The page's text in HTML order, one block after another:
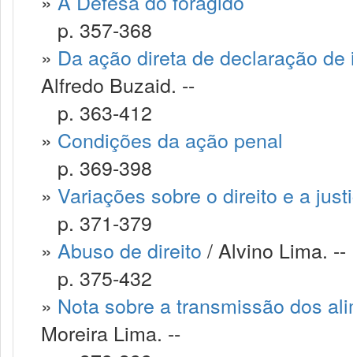
p. 357-368
» Da ação direta de declaração
Alfredo Buzaid. --
p. 363-412
» Condições da ação penal
p. 369-398
» Variações sobre o direito e a
p. 371-379
» Abuso de direito / Alvino Lima. --
p. 375-432
» Nota sobre a transmissão dos
Moreira Lima. --